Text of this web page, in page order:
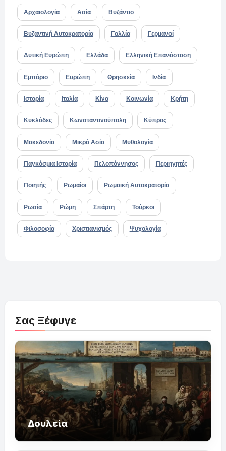
Αρχαιολογία Ασία Βυζάντιο
Βυζαντινή Αυτοκρατορία Γαλλία Γερμανοί
Δυτική Ευρώπη Ελλάδα Ελληνική Επανάσταση
Εμπόριο Ευρώπη Θρησκεία Ινδία
Ιστορία Ιταλία Κίνα Κοινωνία Κρήτη
Κυκλάδες Κωνσταντινούπολη Κύπρος
Μακεδονία Μικρά Ασία Μυθολογία
Παγκόσμια Ιστορία Πελοπόννησος Περιηγητές
Ποιητής Ρωμαίοι Ρωμαϊκή Αυτοκρατορία
Ρωσία Ρώμη Σπάρτη Τούρκοι
Φιλοσοφία Χριστιανισμός Ψυχολογία
Σας Ξέφυγε
Δουλεία